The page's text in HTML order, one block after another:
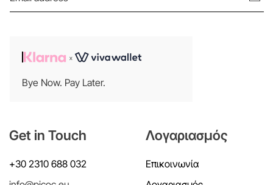
Bye Now. Pay Later.
Get in Touch
+30 2310 688 032
Λογαριασμός
Επικοινωνία